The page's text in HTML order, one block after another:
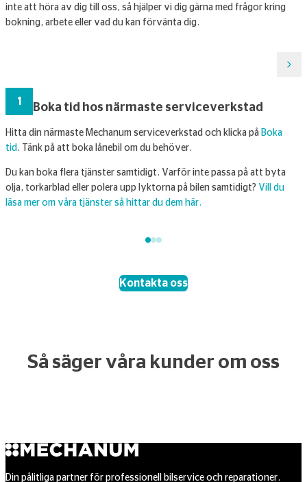
inte att höra av dig till oss, så hjälper vi dig gärna med frågor kring
bokning, arbete eller vad du kan förvänta dig.
1 Boka tid hos närmaste serviceverkstad
Hitta din närmaste Mechanum serviceverkstad och klicka på Boka
tid . Tänk på att boka lånebil om du behöver.
Du kan boka flera tjänster samtidigt. Varför inte passa på att byta
olja, torkarblad eller polera upp lyktorna på bilen samtidigt? Vill du
läsa mer om våra tjänster så hittar du dem här.
Kontakta oss
Så säger våra kunder om oss
Din pålitliga partner för professionell bilservice och reparationer.